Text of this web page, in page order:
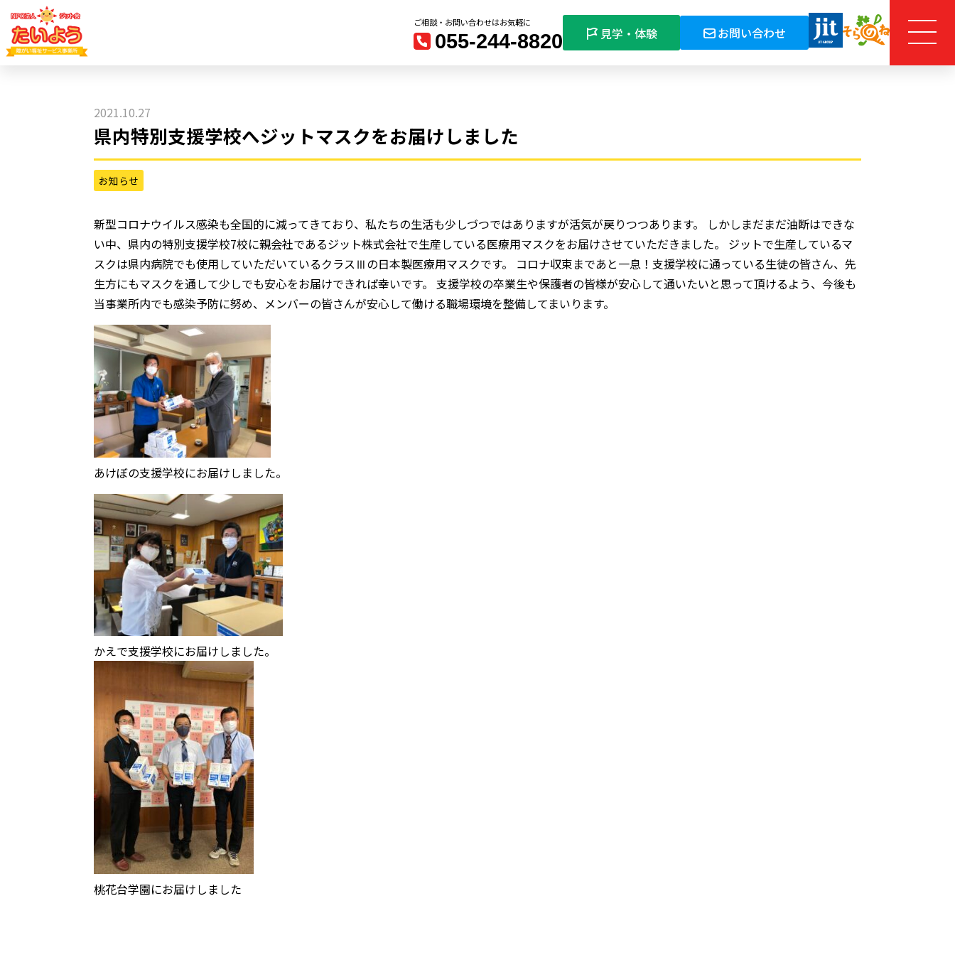
ご相談・お問い合わせはお気軽に
055-244-8820 見学・体験 お問い合わせ
2021.10.27
県内特別支援学校へジットマスクをお届けしました
お知らせ
新型コロナウイルス感染も全国的に減ってきており、私たちの生活も少しづつではありますが活気が戻りつつあります。 しかしまだまだ油断はできな
い中、県内の特別支援学校7校に親会社であるジット株式会社で生産している医療用マスクをお届けさせていただきました。 ジットで生産しているマ
スクは県内病院でも使用していただいているクラスⅢの日本製医療用マスクです。 コロナ収束まであと一息！支援学校に通っている生徒の皆さん、先
生方にもマスクを通して少しでも安心をお届けできれば幸いです。 支援学校の卒業生や保護者の皆様が安心して通いたいと思って頂けるよう、今後も
当事業所内でも感染予防に努め、メンバーの皆さんが安心して働ける職場環境を整備してまいります。
あけぼの支援学校にお届けしました。
かえで支援学校にお届けしました。
桃花台学園にお届けしました